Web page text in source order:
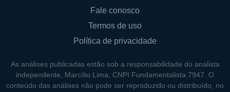
Fale conosco
Termos de uso
Política de privacidade
As análises publicadas estão sob a responsabilidade do analista
independente, Marcílio Lima, CNPI Fundamentalista 7947. O
conteúdo das análises não pode ser reproduzido ou distribuído, no